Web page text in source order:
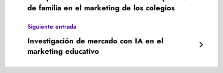
de familia en el marketing de los colegios
Siguiente entrada
Investigación de mercado con IA en el
marketing educativo